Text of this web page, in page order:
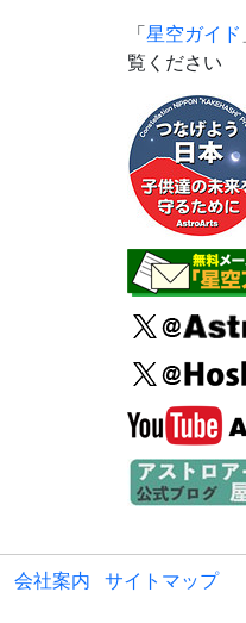
「星空ガイド
覧ください
会社案内 サイトマップ